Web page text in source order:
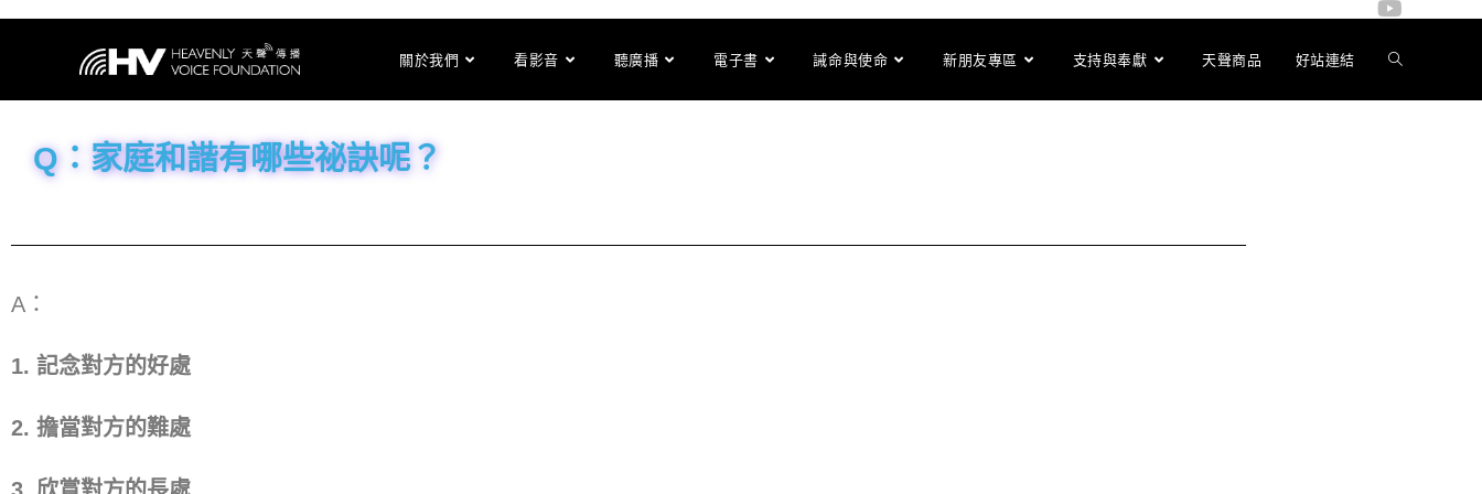
關於我們 看影音 聽廣播 電子書 誡命與使命 新朋友專區 支持與奉獻 天聲商品 好站連結
Q：家庭和諧有哪些祕訣呢？
A：
1. 記念對方的好處
2. 擔當對方的難處